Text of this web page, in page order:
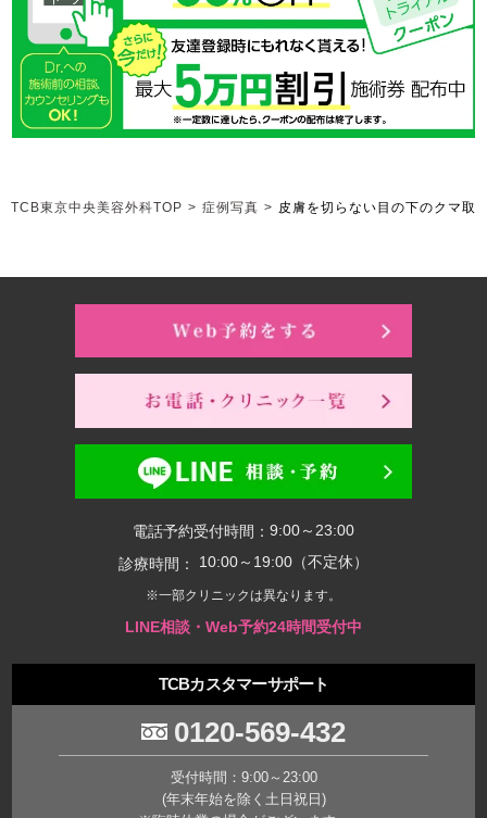
TCB東京中央美容外科TOP > 症例写真 > 皮膚を切らない目の下のクマ取
電話予約受付時間： 9:00～23:00
診療時間：
10:00～19:00（不定休）
※一部クリニックは異なります。
LINE相談・Web予約24時間受付中
TCBカスタマーサポート
0120-569-432
受付時間：9:00～23:00
(年末年始を除く土日祝日)